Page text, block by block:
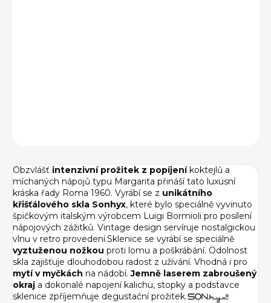
Obzvlášť intenzivní prožitek z popíjení koktejlů a
míchaných nápojů typu Margarita přináší tato luxusní
kráska řady Roma 1960. Vyrábí se z unikátního
křišťálového skla Sonhyx, které bylo speciálně vyvinuto
špičkovým italským výrobcem Luigi Bormioli pro posílení
nápojových zážitků. Vintage design servíruje nostalgickou
vlnu v retro provedení.Sklenice se vyrábí se speciálně
vyztuženou nožkou proti lomu a poškrábání. Odolnost
skla zajišťuje dlouhodobou radost z užívání. Vhodná i pro
mytí v myčkách na nádobí.Jemně laserem zabroušený
okraj a dokonalé napojení kalichu, stopky a podstavce
sklenice zpříjemňuje degustační prožitek.